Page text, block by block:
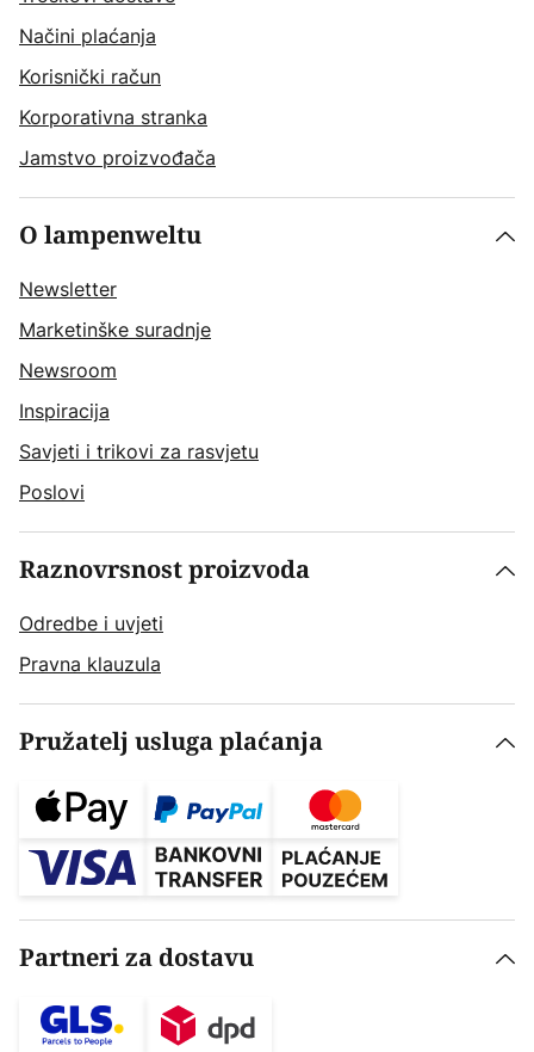
Načini plaćanja
Korisnički račun
Korporativna stranka
Jamstvo proizvođača
O lampenweltu
Newsletter
Marketinške suradnje
Newsroom
Inspiracija
Savjeti i trikovi za rasvjetu
Poslovi
Raznovrsnost proizvoda
Odredbe i uvjeti
Pravna klauzula
Pružatelj usluga plaćanja
Partneri za dostavu